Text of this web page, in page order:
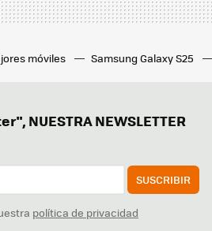
móviles Samsung Galaxy S25
NUESTRA NEWSLETTER
SUSCRIBIR
política de privacidad